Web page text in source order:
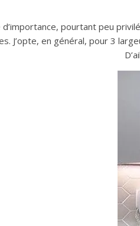
pourtant peu
J’opte, en général, pour 3